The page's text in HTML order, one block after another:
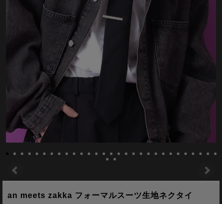
an meets zakka フォーマルスーツ生地ネクタイ